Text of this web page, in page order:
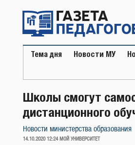
содержимому
Тема дня Новости МУ
Школы смогут
дистанционного
Новости министерства образования
ОПУБЛИКОВАНО
14.10.2020 12:24 МОЙ УНИВЕРСИТЕТ